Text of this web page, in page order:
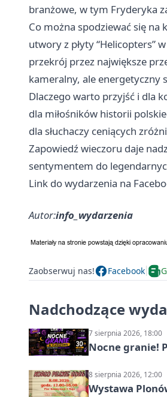
branżowe, w tym Fryderyka
Co można spodziewać się na
utwory z płyty “Helicopters”
przekrój przez największe
kameralny, ale energetyczny
Dlaczego warto przyjść i dla
dla miłośników historii
dla słuchaczy ceniących
Zapowiedź wieczoru daje
sentymentem do
Link do wydarzenia na
Autor:info_wydarzenia
Zaobserwuj nas! Facebook
Nadchodzące
7 sierpnia 2026, 18:00
Nocne granie!
8 sierpnia 2026, 12:00
Wystawa